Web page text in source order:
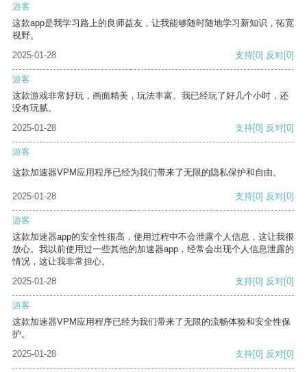
游客
这款app是我学习路上的良师益友，让我能够随时随地学习新知识，拓宽
视野。
2025-01-28
支持[0] 反对[0]
游客
这款游戏非常好玩，画面精美，玩法丰富。我已经玩了好几个小时，还
没有玩腻。
2025-01-28
支持[0] 反对[0]
游客
这款加速器VPM应用程序已经为我们带来了无限的隐私保护和自由。
2025-01-28 支持[0] 反对[0]
游客
这款加速器app的安全性很高，使用过程中不会泄露个人信息，这让我很
放心。我以前使用过一些其他的加速器app，经常会出现个人信息泄露的
情况，这让我非常担心。
2025-01-28
支持[0] 反对[0]
游客
这款加速器VPM应用程序已经为我们带来了无限的流畅体验和安全性保
护。
2025-01-28
支持[0] 反对[0]